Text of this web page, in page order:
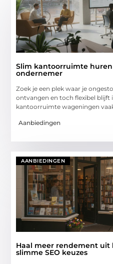
Slim kantoorruimte
ondernemer
Zoek je een plek waar je
ontvangen en toch flexibel blijft
kantoorruimte wageningen
Aanbiedingen
AANBIEDINGEN
Haal meer rendement
slimme SEO keuzes